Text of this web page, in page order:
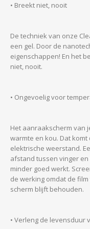
• Breekt niet, nooit
De techniek van onze
een gel. Door de
eigenschappen! En het
niet, nooit.
• Ongevoelig voor
Het aanraakscherm van
warmte en kou. Dat
elektrische weerstand.
afstand tussen vinger
minder goed werkt.
de werking omdat de
scherm blijft behouden.
• Verleng de levensduur